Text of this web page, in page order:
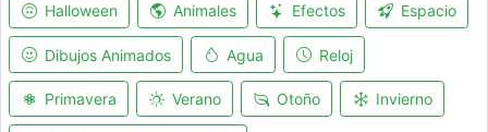
Halloween Animales Efectos Espacio
Dibujos Animados Agua Reloj
Primavera Verano Otoño Invierno